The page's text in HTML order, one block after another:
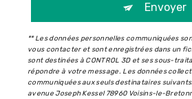
Envoyer
** Les données personnelles communiquées
vous contacter et sont enregistrées dans un
sont destinées à CONTROL 3D et ses sous-
répondre à votre message. Les données
communiquées aux seuls destinataires suivants:
avenue Joseph Kessel 78960 Voisins-le-